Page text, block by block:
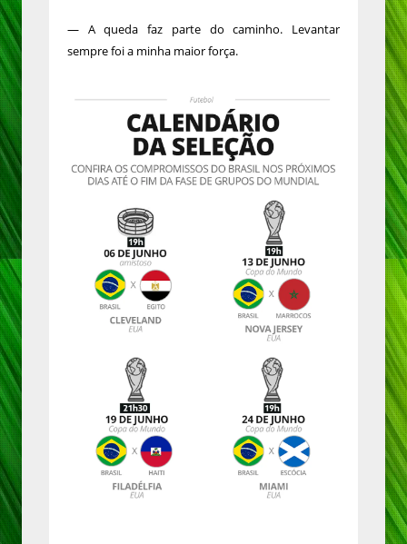
— A queda faz parte do caminho. Levantar
sempre foi a minha maior força.